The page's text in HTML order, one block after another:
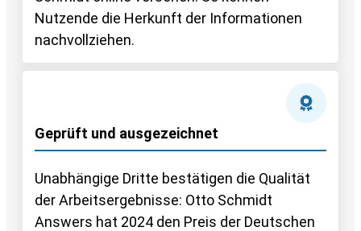
Nutzende die Herkunft der Informationen
nachvollziehen.
Geprüft und ausgezeichnet
Unabhängige Dritte bestätigen die Qualität
der Arbeitsergebnisse: Otto Schmidt
Answers hat 2024 den Preis der Deutschen